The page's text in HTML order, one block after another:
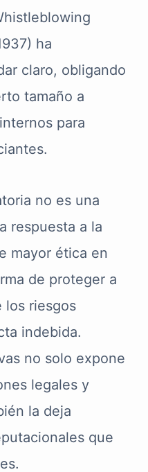
ha
claro, obligando
tamaño a
para
no es una
respuesta a la
mayor ética en
de proteger a
los riesgos
indebida.
no solo expone
legales y
la deja
que